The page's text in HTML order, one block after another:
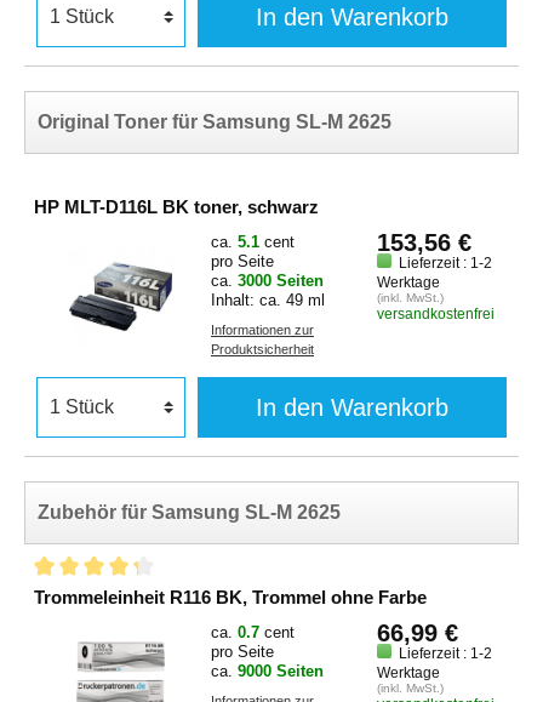
In den Warenkorb
Original Toner für Samsung SL-M 2625
HP MLT-D116L BK toner, schwarz
ca. 5.1 cent
pro Seite
ca. 3000 Seiten
Inhalt: ca. 49 ml
Informationen zur
Produktsicherheit
153,56 €
Lieferzeit : 1-2
Werktage
(inkl. MwSt.)
versandkostenfrei
In den Warenkorb
Zubehör für Samsung SL-M 2625
Trommeleinheit R116 BK, Trommel ohne Farbe
ca. 0.7 cent
pro Seite
ca. 9000 Seiten
66,99 €
Lieferzeit : 1-2
Werktage
(inkl. MwSt.)